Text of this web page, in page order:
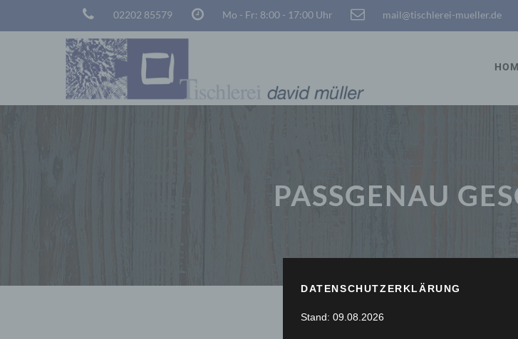
02202 85579 Mo - Fr: 8:00 - 17:00 Uhr mail@tischlerei-mueller.de
PASSGENAU
DATENSCHUTZERKLÄRUNG
Stand: 09.08.2026